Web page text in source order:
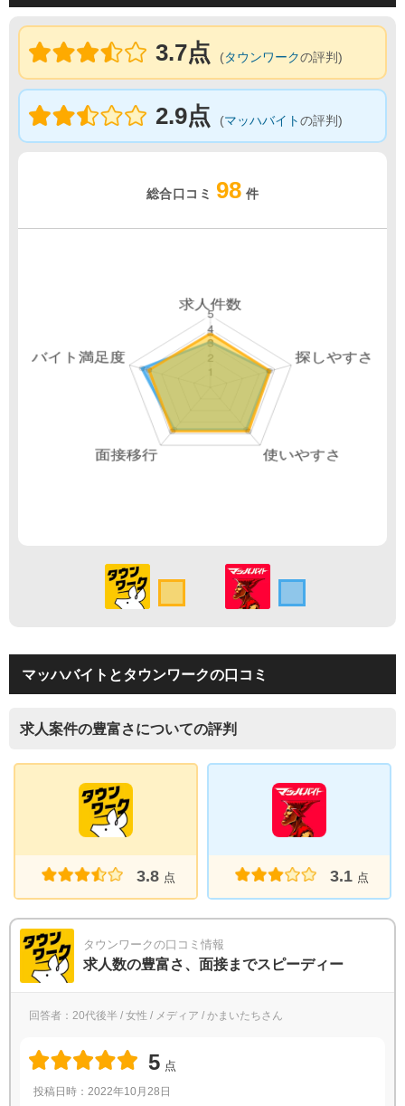
3.7点 (タウンワークの評判)
2.9点 (マッハバイトの評判)
総合口コミ 98 件
マッハバイトとタウンワークの口コミ
求人案件の豊富さについての評判
3.8 点 3.1 点
タウンワークの口コミ情報
求人数の豊富さ、面接までスピーディー
回答者：20代後半 / 女性 / メディア / かまいたちさん
5 点
投稿日時：2022年10月28日